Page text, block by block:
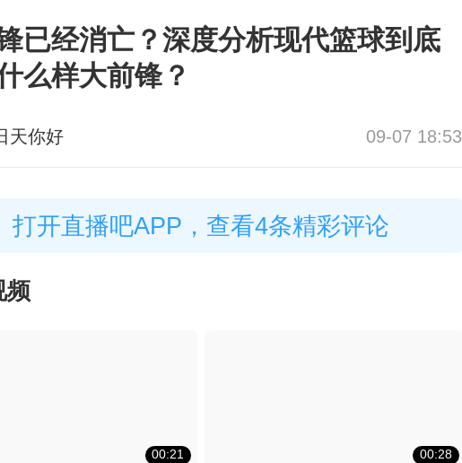
已经消亡？深度分析现代篮球到底
么样大前锋？
天你好 09-07 18:53
打开直播吧APP，查看4条精彩评论
频
00:21 00:28